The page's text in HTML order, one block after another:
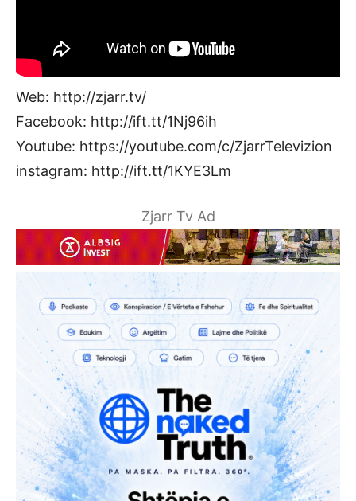
Web: http://zjarr.tv/
Facebook: http://ift.tt/1Nj96ih
Youtube: https://youtube.com/c/ZjarrTelevizion
instagram: http://ift.tt/1KYE3Lm
Zjarr Tv Ad